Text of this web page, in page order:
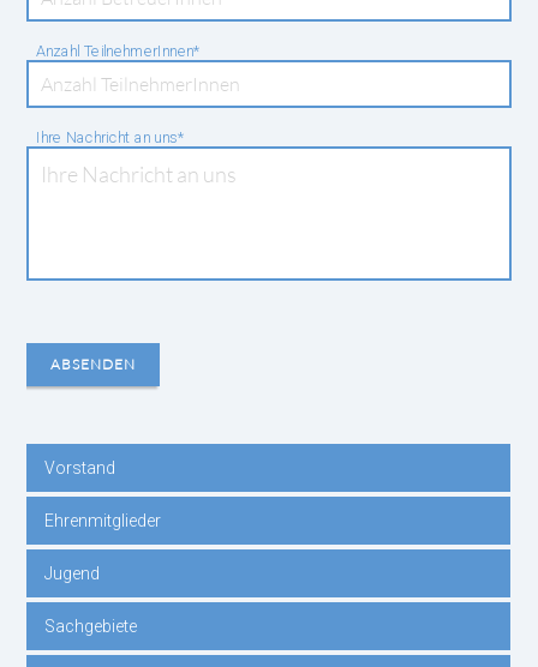
Pflichtfeld
Anzahl TeilnehmerInnen*
Pflichtfeld
Ihre Nachricht an uns*
ABSENDEN
Navigation
überspringen
Vorstand
Ehrenmitglieder
Jugend
Sachgebiete